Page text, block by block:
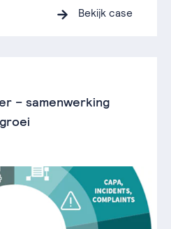
Bekijk case
– samenwerking